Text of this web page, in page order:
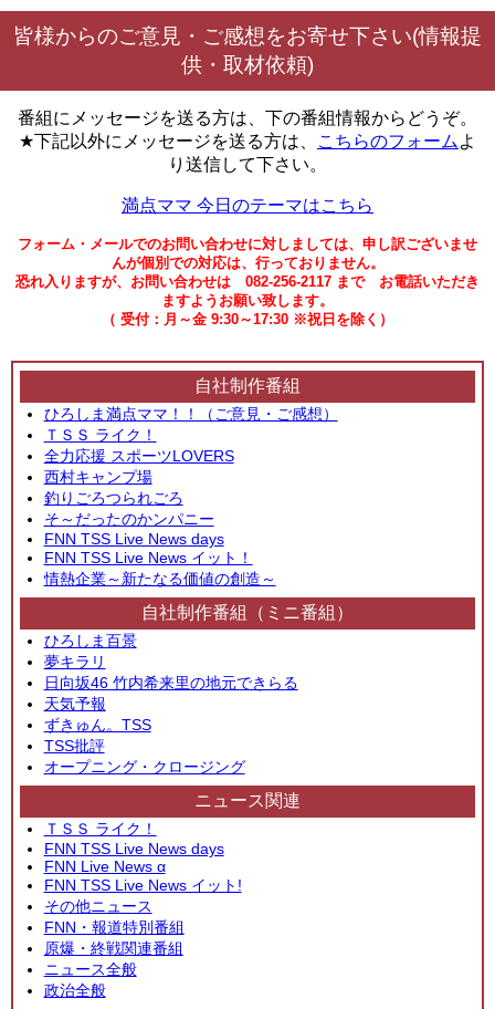
皆様からのご意見・ご感想をお寄せ下さい(情報提
供・取材依頼)
番組にメッセージを送る方は、下の番組情報からどうぞ。
★下記以外にメッセージを送る方は、
こちらのフォーム よ
り送信して下さい。
満点ママ 今日のテーマはこちら
フォーム・メールでのお問い合わせに対しましては、申し訳ございませ
んが個別での対応は、行っておりません。
恐れ入りますが、お問い合わせは 082-256-2117 まで お電話いただき
ますようお願い致します。
（ 受付：月～金 9:30～17:30 ※祝日を除く）
自社制作番組
ひろしま満点ママ！！（ご意見・ご感想）
ＴＳＳ ライク！
全力応援 スポーツLOVERS
西村キャンプ場
釣りごろつられごろ
そ～だったのかンパニー
FNN TSS Live News days
FNN TSS Live News イット！
情熱企業～新たなる価値の創造～
自社制作番組（ミニ番組）
ひろしま百景
夢キラリ
日向坂46 竹内希来里の地元できらる
天気予報
ずきゅん。TSS
TSS批評
オープニング・クロージング
ニュース関連
ＴＳＳ ライク！
FNN TSS Live News days
FNN Live News α
FNN TSS Live News イット!
その他ニュース
FNN・報道特別番組
原爆・終戦関連番組
ニュース全般
政治全般